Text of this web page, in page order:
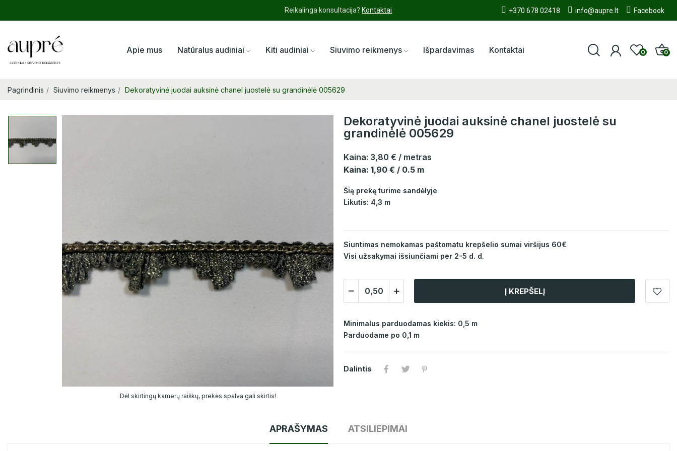
Reikalinga konsultacija? Kontaktai +370 678 02418 info@aupre.lt Facebook
Apie mus Natūralus audiniai Kiti audiniai Siuvimo reikmenys Išpardavimas Kontaktai 0 0
Pagrindinis Siuvimo reikmenys Dekoratyvinė juodai auksinė chanel juostelė su grandinėlė 005629
Dėl skirtingų kamerų raiškų, prekės spalva gali skirtis!
Dekoratyvinė juodai auksinė chanel juostelė su
grandinėlė 005629
Kaina: 3,80 € / metras
Kaina: 1,90 € / 0.5 m
Šią prekę turime sandėlyje
Likutis: 4,3 m
Siuntimas nemokamas paštomatu krepšelio sumai viršijus 60€
Visi užsakymai išsiunčiami per 2-5 d. d.
Į KREPŠELĮ
Minimalus parduodamas kiekis: 0,5 m
Parduodame po 0,1 m
Dalintis
APRAŠYMAS ATSILIEPIMAI